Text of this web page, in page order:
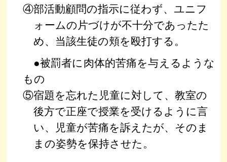
④部活動顧問の指示に従わず、ユニフ
ォームの片づけが不十分であったた
め、当該生徒の頬を殴打する。
●被罰者に肉体的苦痛を与えるような
もの
⑤宿題を忘れた児童に対して、教室の
後方で正座で授業を受けるように言
い、児童が苦痛を訴えたが、そのま
まの姿勢を保持させた。